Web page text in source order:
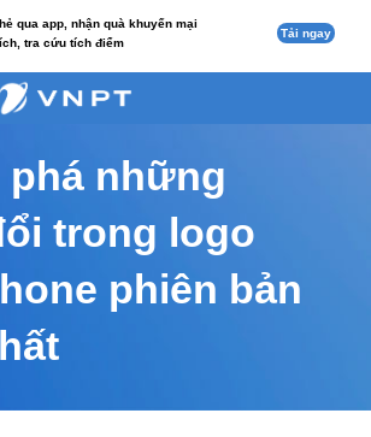
qua app, nhận quà khuyến mại
tra cứu tích điểm
Tải ngay
Nội dung tin
phá những
trong logo
phiên bản